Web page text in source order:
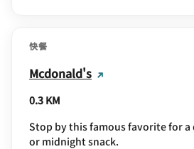
快餐
Mcdonald's
0.3 KM
Stop by this famous favorite for
or midnight snack.